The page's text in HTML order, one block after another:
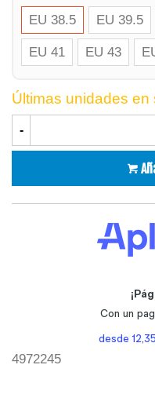
EU 38.5 EU 39.5
EU 41 EU 43
Últimas unidades en
-
4972245